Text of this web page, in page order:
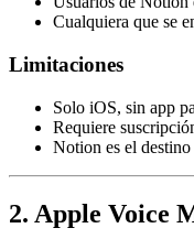
Cualquiera que se
Limitaciones
Solo iOS, sin app
Requiere
Notion es el
2. Apple Voice